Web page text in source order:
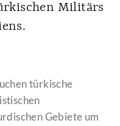
Militärs
türkische
Gebiete um